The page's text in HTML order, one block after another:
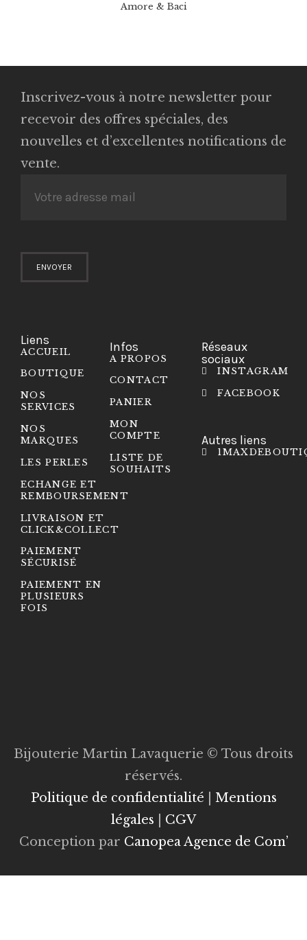
Amore & Baci
Inscrivez-vous à notre newsletter pour
recevoir des offres spéciales, des
nouvelles et d’excellentes notifications de
vente.
Liens
ACCUEIL
BOUTIQUE
NOS
SERVICES
NOS
MARQUES
LES PERLES
ECHANGE ET
REMBOURSEMENT
LIVRAISON ET
CLICK&COLLECT
PAIEMENT
SÉCURISÉ
PAIEMENT EN
PLUSIEURS
FOIS
Infos
A PROPOS
CONTACT
PANIER
MON
COMPTE
LISTE DE
SOUHAITS
Réseaux
sociaux
INSTAGRAM
FACEBOOK
Autres liens
Bijouterie Martin Lavaquerie © Tous droits
réservés.
Politique de confidentialité
Mentions
légales
CGV
Conception par Canopea Agence de Com’